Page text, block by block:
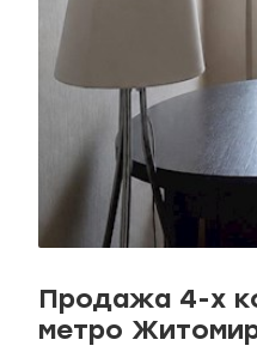
Продажа 4-х
метро